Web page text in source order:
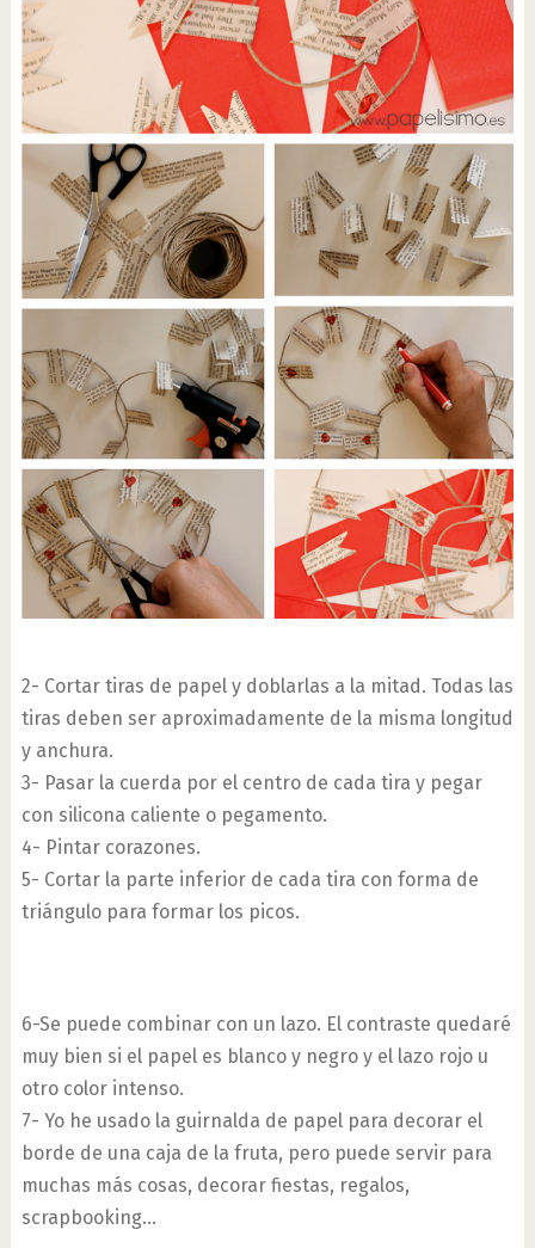
2- Cortar tiras de papel y doblarlas a la mitad. Todas las
tiras deben ser aproximadamente de la misma longitud
y anchura.
3- Pasar la cuerda por el centro de cada tira y pegar
con silicona caliente o pegamento.
4- Pintar corazones.
5- Cortar la parte inferior de cada tira con forma de
triángulo para formar los picos.
6-Se puede combinar con un lazo. El contraste quedaré
muy bien si el papel es blanco y negro y el lazo rojo u
otro color intenso.
7- Yo he usado la guirnalda de papel para decorar el
borde de una caja de la fruta, pero puede servir para
muchas más cosas, decorar fiestas, regalos,
scrapbooking…